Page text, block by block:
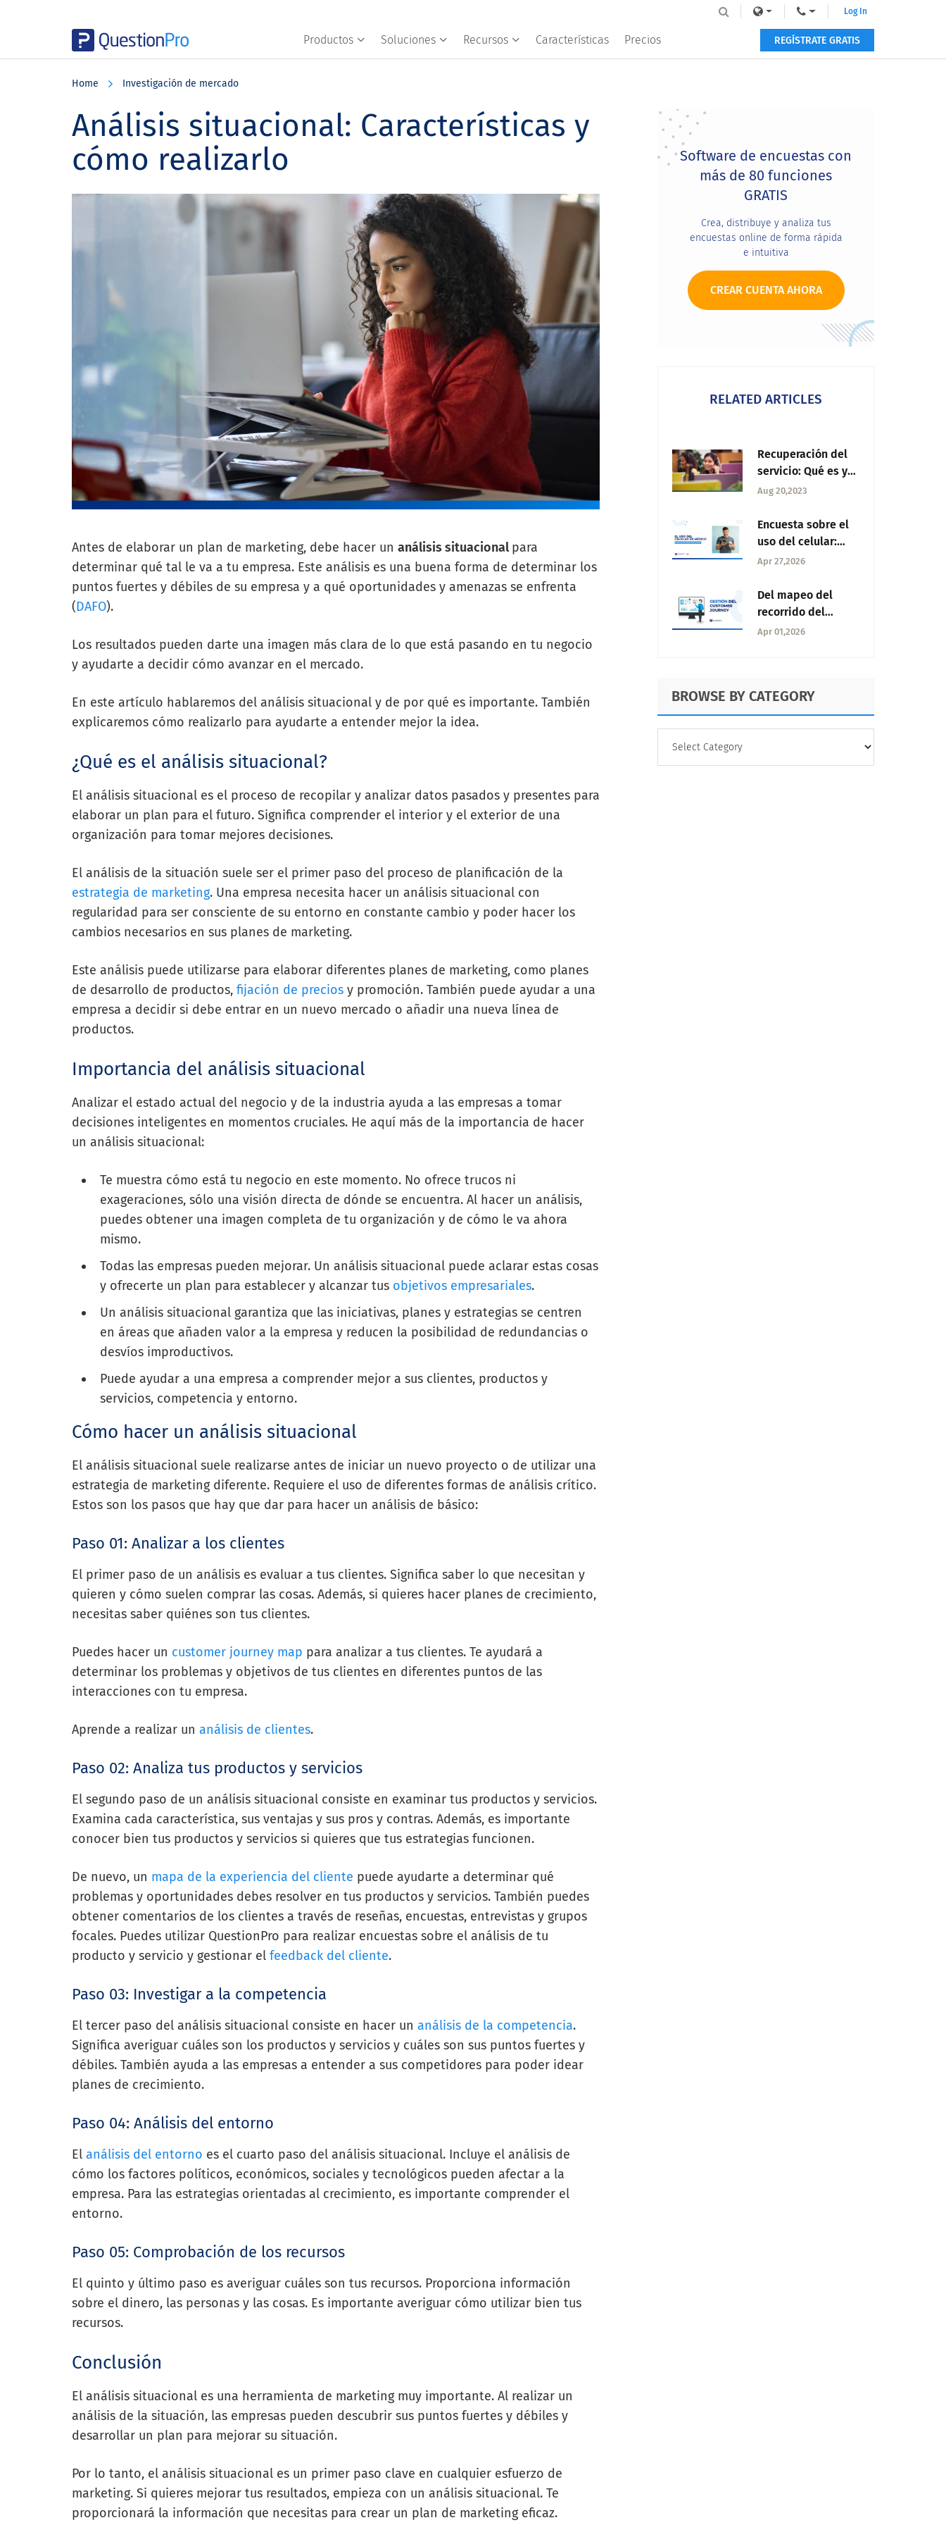
Productos Soluciones Recursos Características Precios
Log In
REGÍSTRATE GRATIS
Home Investigación de mercado
Análisis situacional: Características y
cómo realizarlo
Antes de elaborar un plan de marketing, debe hacer un análisis situacionalpara
determinar qué tal le va a tu empresa. Este análisis es una buena forma de determinar los
puntos fuertes y débiles de su empresa y a qué oportunidades y amenazas se enfrenta
(DAFO).
Los resultados pueden darte una imagen más clara de lo que está pasando en tu negocio
y ayudarte a decidir cómo avanzar en el mercado.
En este artículo hablaremos del análisis situacional y de por qué es importante. También
explicaremos cómo realizarlo para ayudarte a entender mejor la idea.
¿Qué es el análisis situacional?
El análisis situacional es el proceso de recopilar y analizar datos pasados y presentes para
elaborar un plan para el futuro. Significa comprender el interior y el exterior de una
organización para tomar mejores decisiones.
El análisis de la situación suele ser el primer paso del proceso de planificación de la
estrategia de marketing. Una empresa necesita hacer un análisis situacional con
regularidad para ser consciente de su entorno en constante cambio y poder hacer los
cambios necesarios en sus planes de marketing.
Este análisis puede utilizarse para elaborar diferentes planes de marketing, como planes
de desarrollo de productos, fijación de precios y promoción. También puede ayudar a una
empresa a decidir si debe entrar en un nuevo mercado o añadir una nueva línea de
productos.
Importancia del análisis situacional
Analizar el estado actual del negocio y de la industria ayuda a las empresas a tomar
decisiones inteligentes en momentos cruciales. He aquí más de la importancia de hacer
un análisis situacional:
Te muestra cómo está tu negocio en este momento. No ofrece trucos ni
exageraciones, sólo una visión directa de dónde se encuentra. Al hacer un análisis,
puedes obtener una imagen completa de tu organización y de cómo le va ahora
mismo.
Todas las empresas pueden mejorar. Un análisis situacional puede aclarar estas cosas
y ofrecerte un plan para establecer y alcanzar tus objetivos empresariales.
Un análisis situacional garantiza que las iniciativas, planes y estrategias se centren
en áreas que añaden valor a la empresa y reducen la posibilidad de redundancias o
desvíos improductivos.
Puede ayudar a una empresa a comprender mejor a sus clientes, productos y
servicios, competencia y entorno.
Cómo hacer un análisis situacional
El análisis situacional suele realizarse antes de iniciar un nuevo proyecto o de utilizar una
estrategia de marketing diferente. Requiere el uso de diferentes formas de análisis crítico.
Estos son los pasos que hay que dar para hacer un análisis de básico:
Paso 01: Analizar a los clientes
El primer paso de un análisis es evaluar a tus clientes. Significa saber lo que necesitan y
quieren y cómo suelen comprar las cosas. Además, si quieres hacer planes de crecimiento,
necesitas saber quiénes son tus clientes.
Puedes hacer un customer journey map para analizar a tus clientes. Te ayudará a
determinar los problemas y objetivos de tus clientes en diferentes puntos de las
interacciones con tu empresa.
Aprende a realizar un análisis de clientes.
Paso 02: Analiza tus productos y servicios
El segundo paso de un análisis situacional consiste en examinar tus productos y servicios.
Examina cada característica, sus ventajas y sus pros y contras. Además, es importante
conocer bien tus productos y servicios si quieres que tus estrategias funcionen.
De nuevo, un mapa de la experiencia del cliente puede ayudarte a determinar qué
problemas y oportunidades debes resolver en tus productos y servicios. También puedes
obtener comentarios de los clientes a través de reseñas, encuestas, entrevistas y grupos
focales. Puedes utilizar QuestionPro para realizar encuestas sobre el análisis de tu
producto y servicio y gestionar el feedback del cliente.
Paso 03: Investigar a la competencia
El tercer paso del análisis situacional consiste en hacer un análisis de la competencia.
Significa averiguar cuáles son los productos y servicios y cuáles son sus puntos fuertes y
débiles. También ayuda a las empresas a entender a sus competidores para poder idear
planes de crecimiento.
Paso 04: Análisis del entorno
El análisis del entorno es el cuarto paso del análisis situacional. Incluye el análisis de
cómo los factores políticos, económicos, sociales y tecnológicos pueden afectar a la
empresa. Para las estrategias orientadas al crecimiento, es importante comprender el
entorno.
Paso 05: Comprobación de los recursos
El quinto y último paso es averiguar cuáles son tus recursos. Proporciona información
sobre el dinero, las personas y las cosas. Es importante averiguar cómo utilizar bien tus
recursos.
Conclusión
El análisis situacional es una herramienta de marketing muy importante. Al realizar un
análisis de la situación, las empresas pueden descubrir sus puntos fuertes y débiles y
desarrollar un plan para mejorar su situación.
Por lo tanto, el análisis situacional es un primer paso clave en cualquier esfuerzo de
marketing. Si quieres mejorar tus resultados, empieza con un análisis situacional. Te
proporcionará la información que necesitas para crear un plan de marketing eficaz.
Primary
Sidebar
Software de encuestas con
más de 80 funciones
GRATIS
Crea, distribuye y analiza tus
encuestas online de forma rápida
e intuitiva
CREAR CUENTA AHORA
RELATED ARTICLES
Recuperación del
servicio: Qué es y
consejos para
Aug 20,2023
Encuesta sobre el
uso del celular:
¿Herramienta de
absoluto?
Apr 27,2026
Del mapeo del
recorrido del
cliente a la gestión
journey
Apr 01,2026
BROWSE BY CATEGORY
CATEGORY